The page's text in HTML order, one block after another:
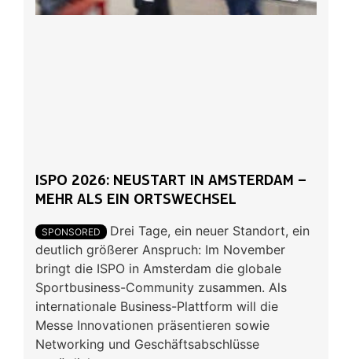
ISPO 2026: NEUSTART IN AMSTERDAM –
MEHR ALS EIN ORTSWECHSEL
SPONSORED
Drei Tage, ein neuer Standort, ein
deutlich größerer Anspruch: Im November
bringt die ISPO in Amsterdam die globale
Sportbusiness-Community zusammen. Als
internationale Business-Plattform will die
Messe Innovationen präsentieren sowie
Networking und Geschäftsabschlüsse